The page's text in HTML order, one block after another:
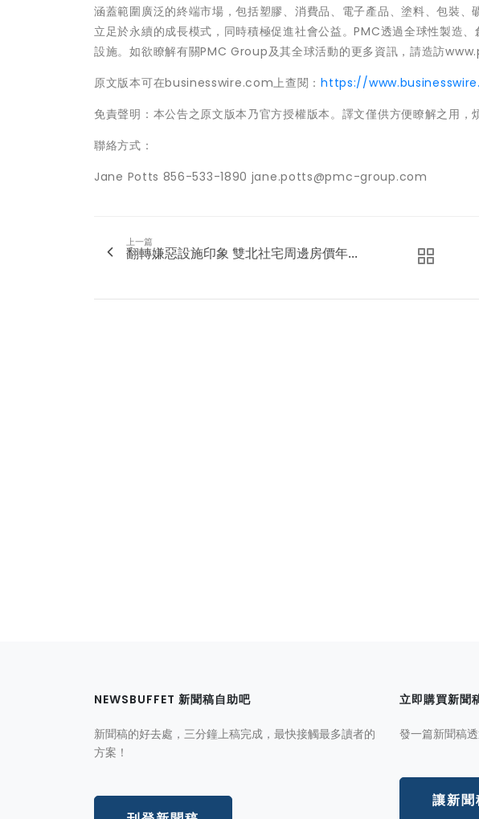
涵蓋範圍廣泛的終端市場，包括塑膠、消費品、電子產品、塗料、包裝
立足於永續的成長模式，同時積極促進社會公益。PMC透過全球性製造
設施。如欲瞭解有關PMC Group及其全球活動的更多資訊，請造訪
原文版本可在businesswire.com上查閱：https://
免責聲明：本公告之原文版本乃官方授權版本。譯文僅供方便瞭解之用，
聯絡方式：
Jane Potts 856-533-1890 jane.potts@pmc-group.com
上一篇
翻轉嫌惡設施印象 雙北社宅周邊房價年...
NEWSBUFFET 新聞稿自助吧
新聞稿的好去處，三分鐘上稿完成，最快接觸最多讀者的
方案！
立即購買新聞
發一篇新聞稿
讓新聞